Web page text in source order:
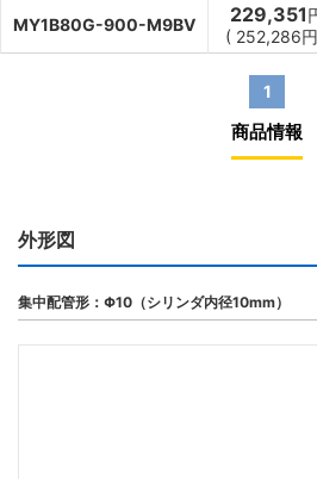
MY1B80G-900-M9BV 229,351
( 252,286円
1
商品情報
外形図
集中配管形：Φ10（シリンダ内径10mm）